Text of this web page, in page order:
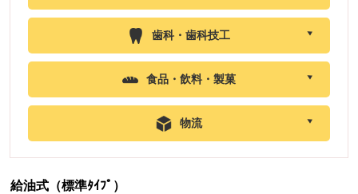
歯科・歯科技工
食品・飲料・製菓
物流
給油式（標準ﾀｲﾌﾟ）